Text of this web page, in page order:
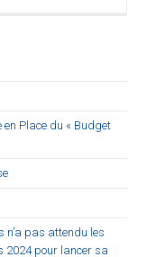
en Place du « Budget
n’a pas attendu les
2024 pour lancer sa